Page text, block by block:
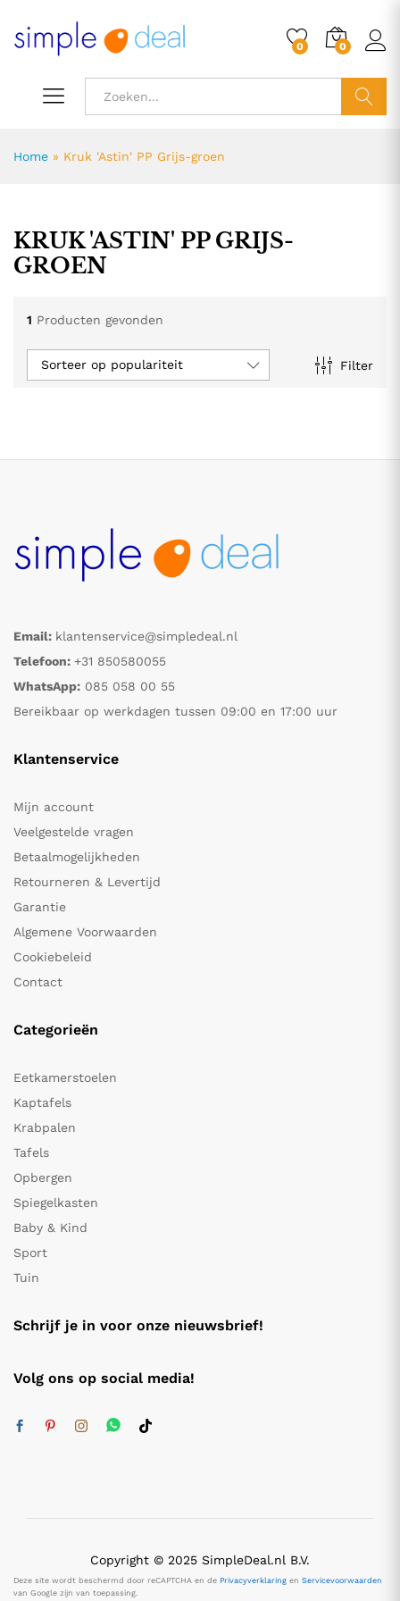
0 0
Home » Kruk 'Astin' PP Grijs-groen
KRUK 'ASTIN' PP GRIJS-
GROEN
1 Producten gevonden
Filter
Sorteer op populariteit
Email: klantenservice@simpledeal.nl
Telefoon: +31 850580055
WhatsApp: 085 058 00 55
Bereikbaar op werkdagen tussen 09:00 en 17:00 uur
Klantenservice
Mijn account
Veelgestelde vragen
Betaalmogelijkheden
Retourneren & Levertijd
Garantie
Algemene Voorwaarden
Cookiebeleid
Contact
Categorieën
Eetkamerstoelen
Kaptafels
Krabpalen
Tafels
Opbergen
Spiegelkasten
Baby & Kind
Sport
Tuin
Schrijf je in voor onze nieuwsbrief!
Volg ons op social media!
Copyright © 2025 SimpleDeal.nl B.V.
Deze site wordt beschermd door reCAPTCHA en de Privacyverklaring en Servicevoorwaarden
van Google zijn van toepassing.